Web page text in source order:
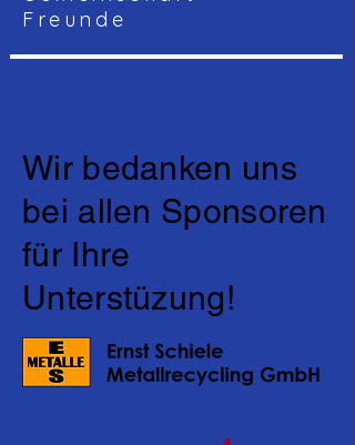
Freunde
Wir bedanken uns
bei allen Sponsoren
für Ihre
Unterstüzung!